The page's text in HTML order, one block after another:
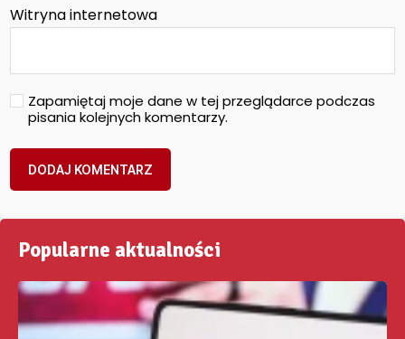
Witryna internetowa
Zapamiętaj moje dane w tej przeglądarce podczas
pisania kolejnych komentarzy.
Popularne aktualności